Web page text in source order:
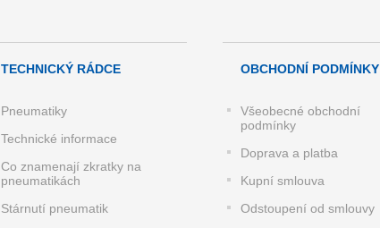
TECHNICKÝ RÁDCE
Pneumatiky
Technické informace
Co znamenají zkratky na
pneumatikách
Stárnutí pneumatik
OBCHODNÍ PODMÍNKY
Všeobecné obchodní
podmínky
Doprava a platba
Kupní smlouva
Odstoupení od smlouvy